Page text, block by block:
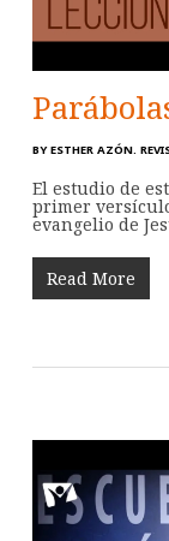
BY ESTHER AZÓN.
El estudio de
primer
evangelio de
Read More